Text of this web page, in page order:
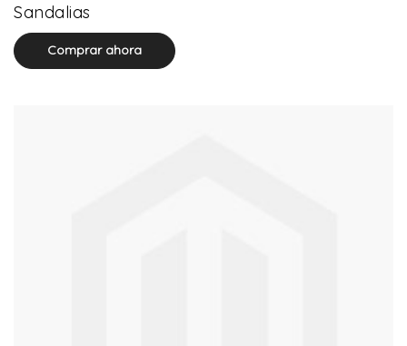
Sandalias
Comprar ahora